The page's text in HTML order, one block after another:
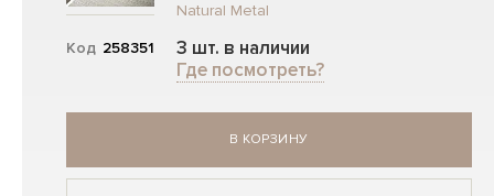
Код 258351
Natural Metal
3 шт. в наличии
Где посмотреть?
В КОРЗИНУ